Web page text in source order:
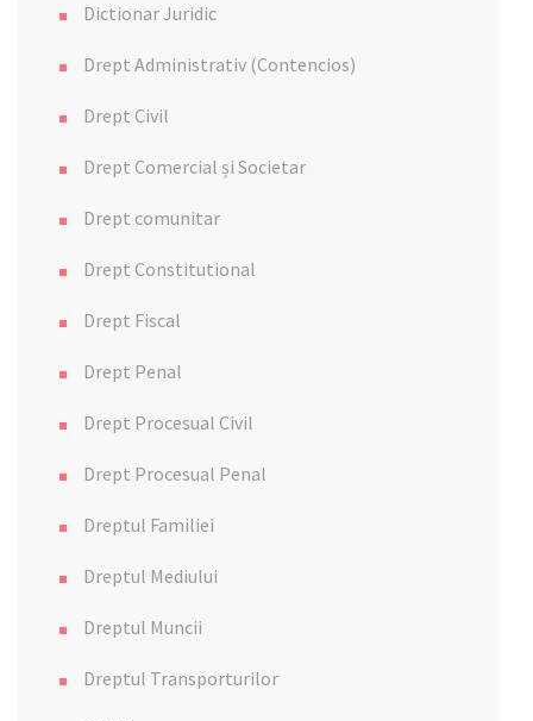
Dictionar Juridic
Drept Administrativ (Contencios)
Drept Civil
Drept Comercial și Societar
Drept comunitar
Drept Constitutional
Drept Fiscal
Drept Penal
Drept Procesual Civil
Drept Procesual Penal
Dreptul Familiei
Dreptul Mediului
Dreptul Muncii
Dreptul Transporturilor